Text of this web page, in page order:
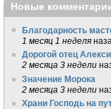
Новые
Благодарность
1 месяц 1 неделя
Дорогой отец
2 месяца 3 недели
Значение Морока
2 месяца 3 недели
Храни Господь на